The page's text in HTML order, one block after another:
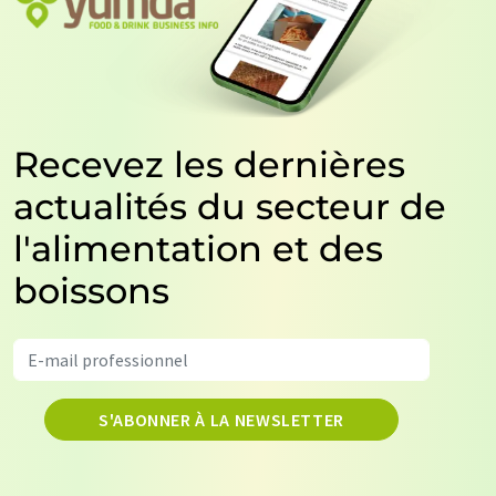
Recevez les dernières
actualités du secteur de
l'alimentation et des
boissons
S'ABONNER À LA NEWSLETTER